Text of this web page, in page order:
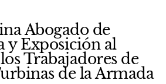
Abogado de
y Exposición al
Trabajadores de
de la Armada